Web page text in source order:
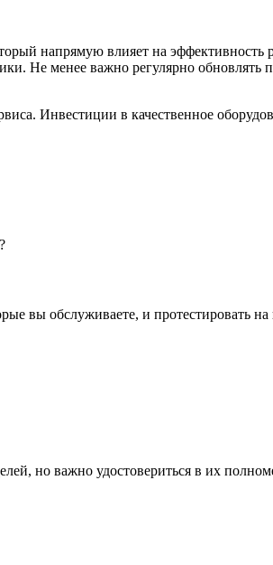
напрямую влияет на эффективность
Не менее важно регулярно обновлять
Инвестиции в качественное
вы обслуживаете, и протестировать
но важно удостовериться в их